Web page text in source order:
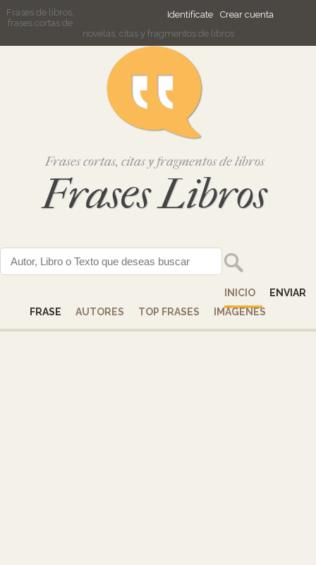
Identifícate Crear cuenta
Frases de libros,
frases cortas de
novelas, citas y fragmentos de libros
Frases cortas, citas y fragmentos de libros
Frases Libros
INICIO
ENVIAR
FRASE
AUTORES TOP FRASES IMÁGENES